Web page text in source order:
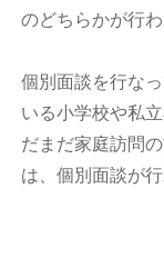
のどちらかが行わ
個別面談を行な
いる小学校や私
だまだ家庭訪問
は、個別面談が